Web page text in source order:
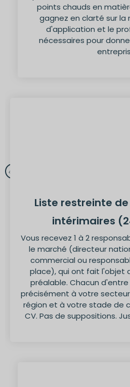
points chauds en
gagnez en clarté sur la
d'application et le
nécessaires pour
Liste restreinte
intérimaires
Vous recevez 1 à 2
le marché (directeur
commercial ou
place), qui ont fait l'objet
préalable. Chacun
précisément à votre
région et à votre stade de
CV. Pas de suppositions.